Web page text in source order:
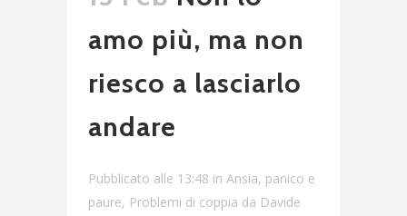
amo più, ma non
riesco a lasciarlo
andare
Pubblicato alle 13:48 in Ansia, panico e
paure, Problemi di coppia da Davide